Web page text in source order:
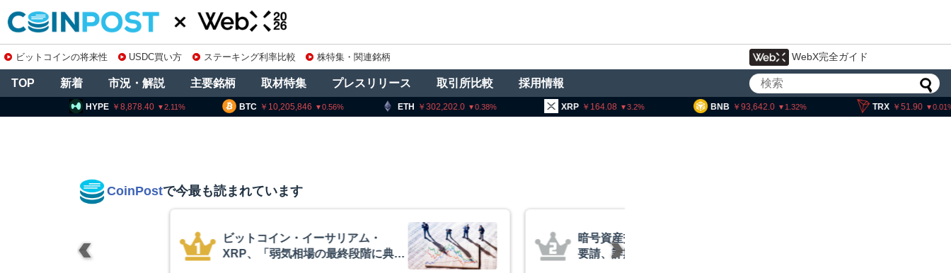
ビットコインの将来性 USDC買い方 ステーキング利率比較 株特集・関連銘柄 WebX完全ガイド
TOP 新着 市況・解説 主要銘柄 取材特集 プレスリリース 取引所比較 採用情報
BTC 10,205,846 0.56 ETH 302,202.0 XRP 164.08 BNB 93,642.0 TRX 51.90 SOL
2.11
CoinPostで今最も読まれています
暗号資産交換業者に出庫制限強化を
要請、詐欺被害防止へ 金融庁と警
アーサー・ヘイズ、AIバブル崩壊と
政府救済でビットコイン100万ドル